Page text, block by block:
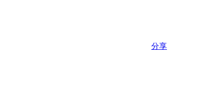
分享